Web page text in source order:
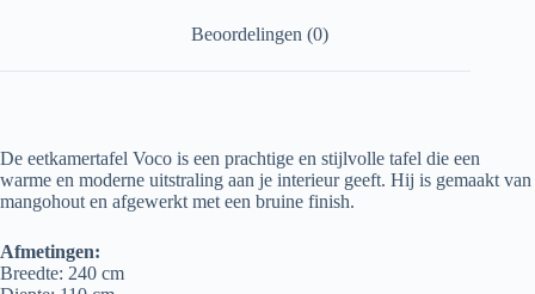
Beoordelingen (0)
De eetkamertafel Voco is een prachtige en stijlvolle tafel die een
warme en moderne uitstraling aan je interieur geeft. Hij is gemaakt van
mangohout en afgewerkt met een bruine finish.
Afmetingen:
Breedte: 240 cm